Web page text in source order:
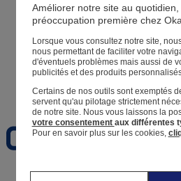
Magasin
Mes informations
Suivre une commande
Panier
Favoris
Naissance0-12 mois
Améliorer notre site au
préoccupation première chez
Lorsque vous consultez notre site,
nous permettant de faciliter votre
d'éventuels problèmes mais aussi de
publicités et des produits
Certains de nos outils sont exemptés
servent qu'au pilotage strictement
de notre site. Nous vous laissons la
votre consentement aux différentes
Pour en savoir plus sur les cookies,